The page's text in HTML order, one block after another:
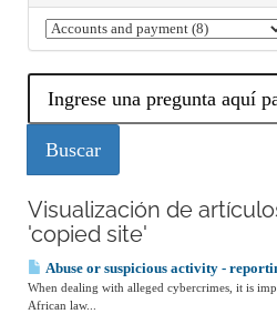
Visualización de
'copied site'
Abuse or suspicious activity -
When dealing with alleged cybercrimes, it is
African law...